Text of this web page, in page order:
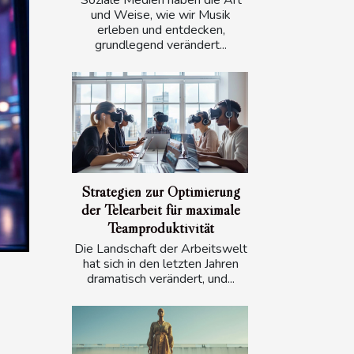
und Weise, wie wir Musik
erleben und entdecken,
grundlegend verändert...
Strategien zur Optimierung
der Telearbeit für maximale
Teamproduktivität
Die Landschaft der Arbeitswelt
hat sich in den letzten Jahren
dramatisch verändert, und...